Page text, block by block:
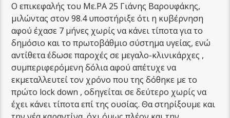
Ο επικεφαλής του Με.ΡΑ 25 Γιάνης Βαρουφάκης,
μιλώντας στον 98.4 υποστήριξε ότι η κυβέρνηση
αφού έχασε 7 μήνες χωρίς να κάνει τίποτα για το
δημόσιο και το πρωτοβάθμιο σύστημα υγείας, ενώ
αντίθετα έδωσε παροχές σε μεγαλο-κλινικάρχες ,
συμπεριφερόμενη δόλια αφού απέτυχε να
εκμεταλλευτεί τον χρόνο που της δόθηκε με το
πρώτο lock down , οδηγείται σε δεύτερο χωρίς να
έχει κάνει τίποτα επί της ουσίας. Θα στηρίξουμε και